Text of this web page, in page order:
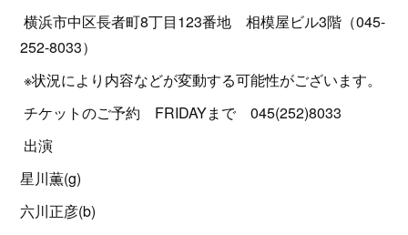
横浜市中区長者町8丁目123番地 相模屋ビル3階（045-
252-8033）
※状況により内容などが変動する可能性がございます。
チケットのご予約 FRIDAYまで 045(252)8033
出演
星川薫(g)
六川正彦(b)